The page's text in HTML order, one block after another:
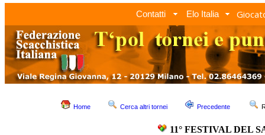
Contatti Elo Italia
Home Cerca altri tornei Precedente
11° FESTIVAL DEL